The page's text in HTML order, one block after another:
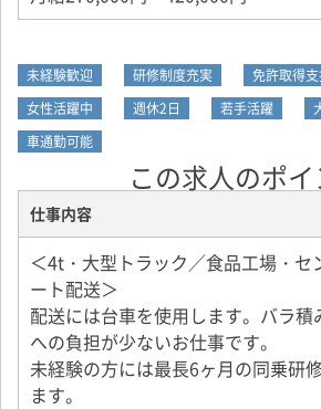
未経験歓迎 研修制度充実
免許取得
女性活躍中
週休2日 若手活躍
車通勤可能
この求人のポイ
仕事内容
＜4t・大型トラック／食品工場・セ
ート配送＞
配送には台車を使用します。バラ
への負担が少ないお仕事です。
未経験の方には最長6ヶ月の同乗研
ます。